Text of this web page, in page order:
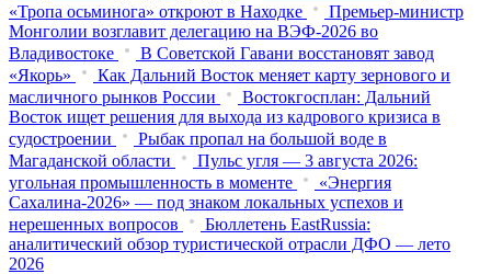
«Тропа осьминога» откроют в Находке
Премьер-министр
Монголии возглавит делегацию на ВЭФ‑2026 во
Владивостоке
В Советской Гавани восстановят завод
«Якорь»
Как Дальний Восток меняет карту зернового и
масличного рынков России
Востокгосплан: Дальний
Восток ищет решения для выхода из кадрового кризиса в
судостроении
Рыбак пропал на большой воде в
Магаданской области
Пульс угля — 3 августа 2026:
угольная промышленность в моменте
«Энергия
Сахалина-2026» — под знаком локальных успехов и
нерешенных вопросов
Бюллетень EastRussia:
аналитический обзор туристической отрасли ДФО — лето
2026